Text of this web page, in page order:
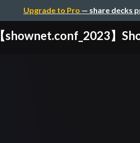
Upgrade to Pro — share decks
【shownet.conf_2023】